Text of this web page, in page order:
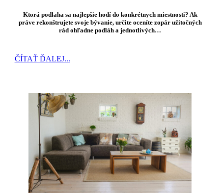
Ktorá podlaha sa najlepšie hodí do konkrétnych miestnosti? Ak
práve rekonštrujete svoje bývanie, určite oceníte zopár užitočných
rád ohľadne podláh a jednotlivých…
ČÍTAŤ ĎALEJ...